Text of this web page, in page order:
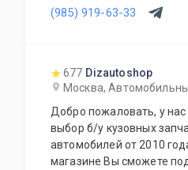
отличных доноров с
(985) 919-63-33
677 Dizautoshop
Москва,
Добро пожаловать, у
выбор б/у кузовных
автомобилей от 2010
магазине Вы сможете